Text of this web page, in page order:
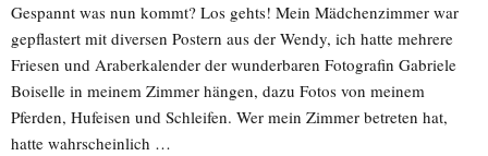
Gespannt was nun kommt? Los gehts! Mein Mädchenzimmer war
gepflastert mit diversen Postern aus der Wendy, ich hatte mehrere
Friesen und Araberkalender der wunderbaren Fotografin Gabriele
Boiselle in meinem Zimmer hängen, dazu Fotos von meinem
Pferden, Hufeisen und Schleifen. Wer mein Zimmer betreten hat,
hatte wahrscheinlich …